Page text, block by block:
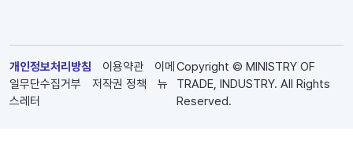
개인정보처리방침 이용약관
이메
일무단수집거부
저작권 정책
뉴
스레터
Copyright © MINISTRY OF
TRADE, INDUSTRY. All Rights
Reserved.